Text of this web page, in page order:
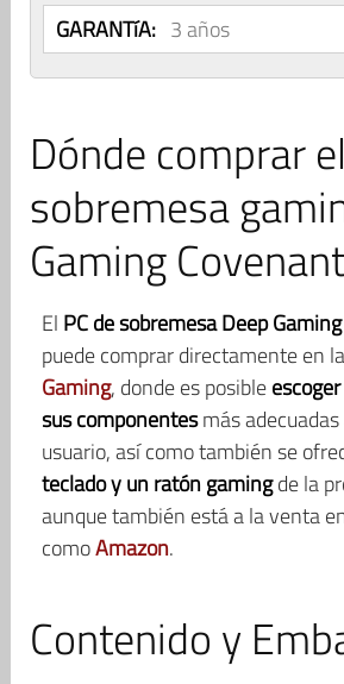
GARANTíA: 3 años
Dónde comprar
sobremesa
Gaming Covenant
El PC de sobremesa Deep
puede comprar directamente en la
Gaming, donde es posible
sus componentesmás
usuario, así como también se
teclado y un ratón gamingde la
aunque también está a la venta
comoAmazon.
Contenido y